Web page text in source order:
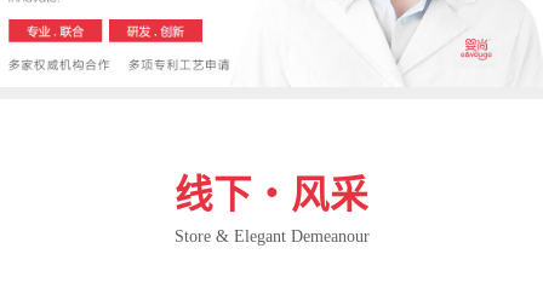
线下・风采
Store & Elegant Demeanour